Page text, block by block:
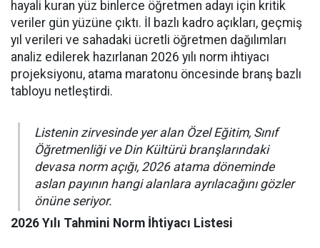
hayali kuran yüz binlerce öğretmen adayı için kritik
veriler gün yüzüne çıktı. İl bazlı kadro açıkları, geçmiş
yıl verileri ve sahadaki ücretli öğretmen dağılımları
analiz edilerek hazırlanan 2026 yılı norm ihtiyacı
projeksiyonu, atama maratonu öncesinde branş bazlı
tabloyu netleştirdi.
Listenin zirvesinde yer alan Özel Eğitim, Sınıf
Öğretmenliği ve Din Kültürü branşlarındaki
devasa norm açığı, 2026 atama döneminde
aslan payının hangi alanlara ayrılacağını gözler
önüne seriyor.
2026 Yılı Tahmini Norm İhtiyacı Listesi